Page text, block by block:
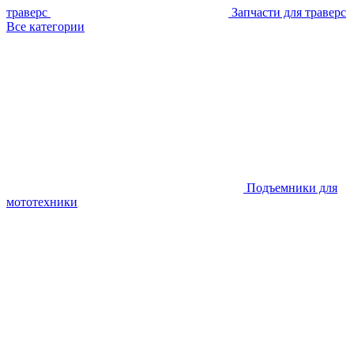
траверс
Запчасти для траверс
Все категории
Подъемники для
мототехники